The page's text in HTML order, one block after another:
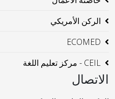
الركن الأمريكي
ECOMED
CEIL - مركز تعليم اللغة
الاتصال